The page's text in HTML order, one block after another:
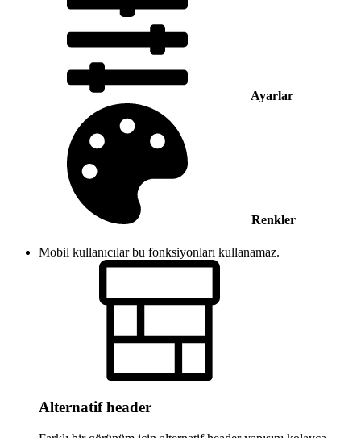
Ayarlar
Renkler
Mobil kullanıcılar bu fonksiyonları kullanamaz.
Alternatif header